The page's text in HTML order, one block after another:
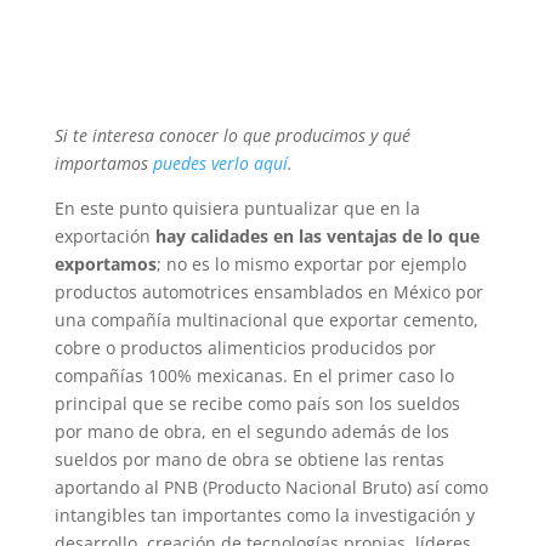
Si te interesa conocer lo que producimos y qué
importamos puedes verlo aquí.
En este punto quisiera puntualizar que en la
exportación hay calidades en las ventajas de lo que
exportamos; no es lo mismo exportar por ejemplo
productos automotrices ensamblados en México por
una compañía multinacional que exportar cemento,
cobre o productos alimenticios producidos por
compañías 100% mexicanas. En el primer caso lo
principal que se recibe como país son los sueldos
por mano de obra, en el segundo además de los
sueldos por mano de obra se obtiene las rentas
aportando al PNB (Producto Nacional Bruto) así como
intangibles tan importantes como la investigación y